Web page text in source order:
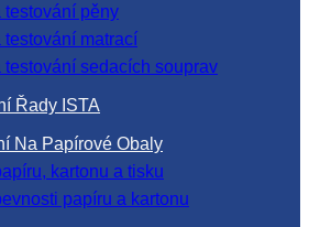
testování pěny
testování matrací
testování sedacích souprav
Řady ISTA
Na Papírové Obaly
kartonu a tisku
papíru a kartonu